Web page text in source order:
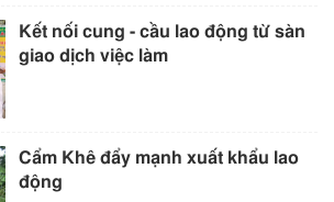
Kết nối cung - cầu lao động từ sàn
giao dịch việc làm
Cẩm Khê đẩy mạnh xuất khẩu lao
động